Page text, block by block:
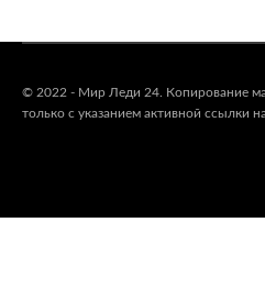
© 2022 - Мир Леди 24. Копирование
только с указанием активной ссылки